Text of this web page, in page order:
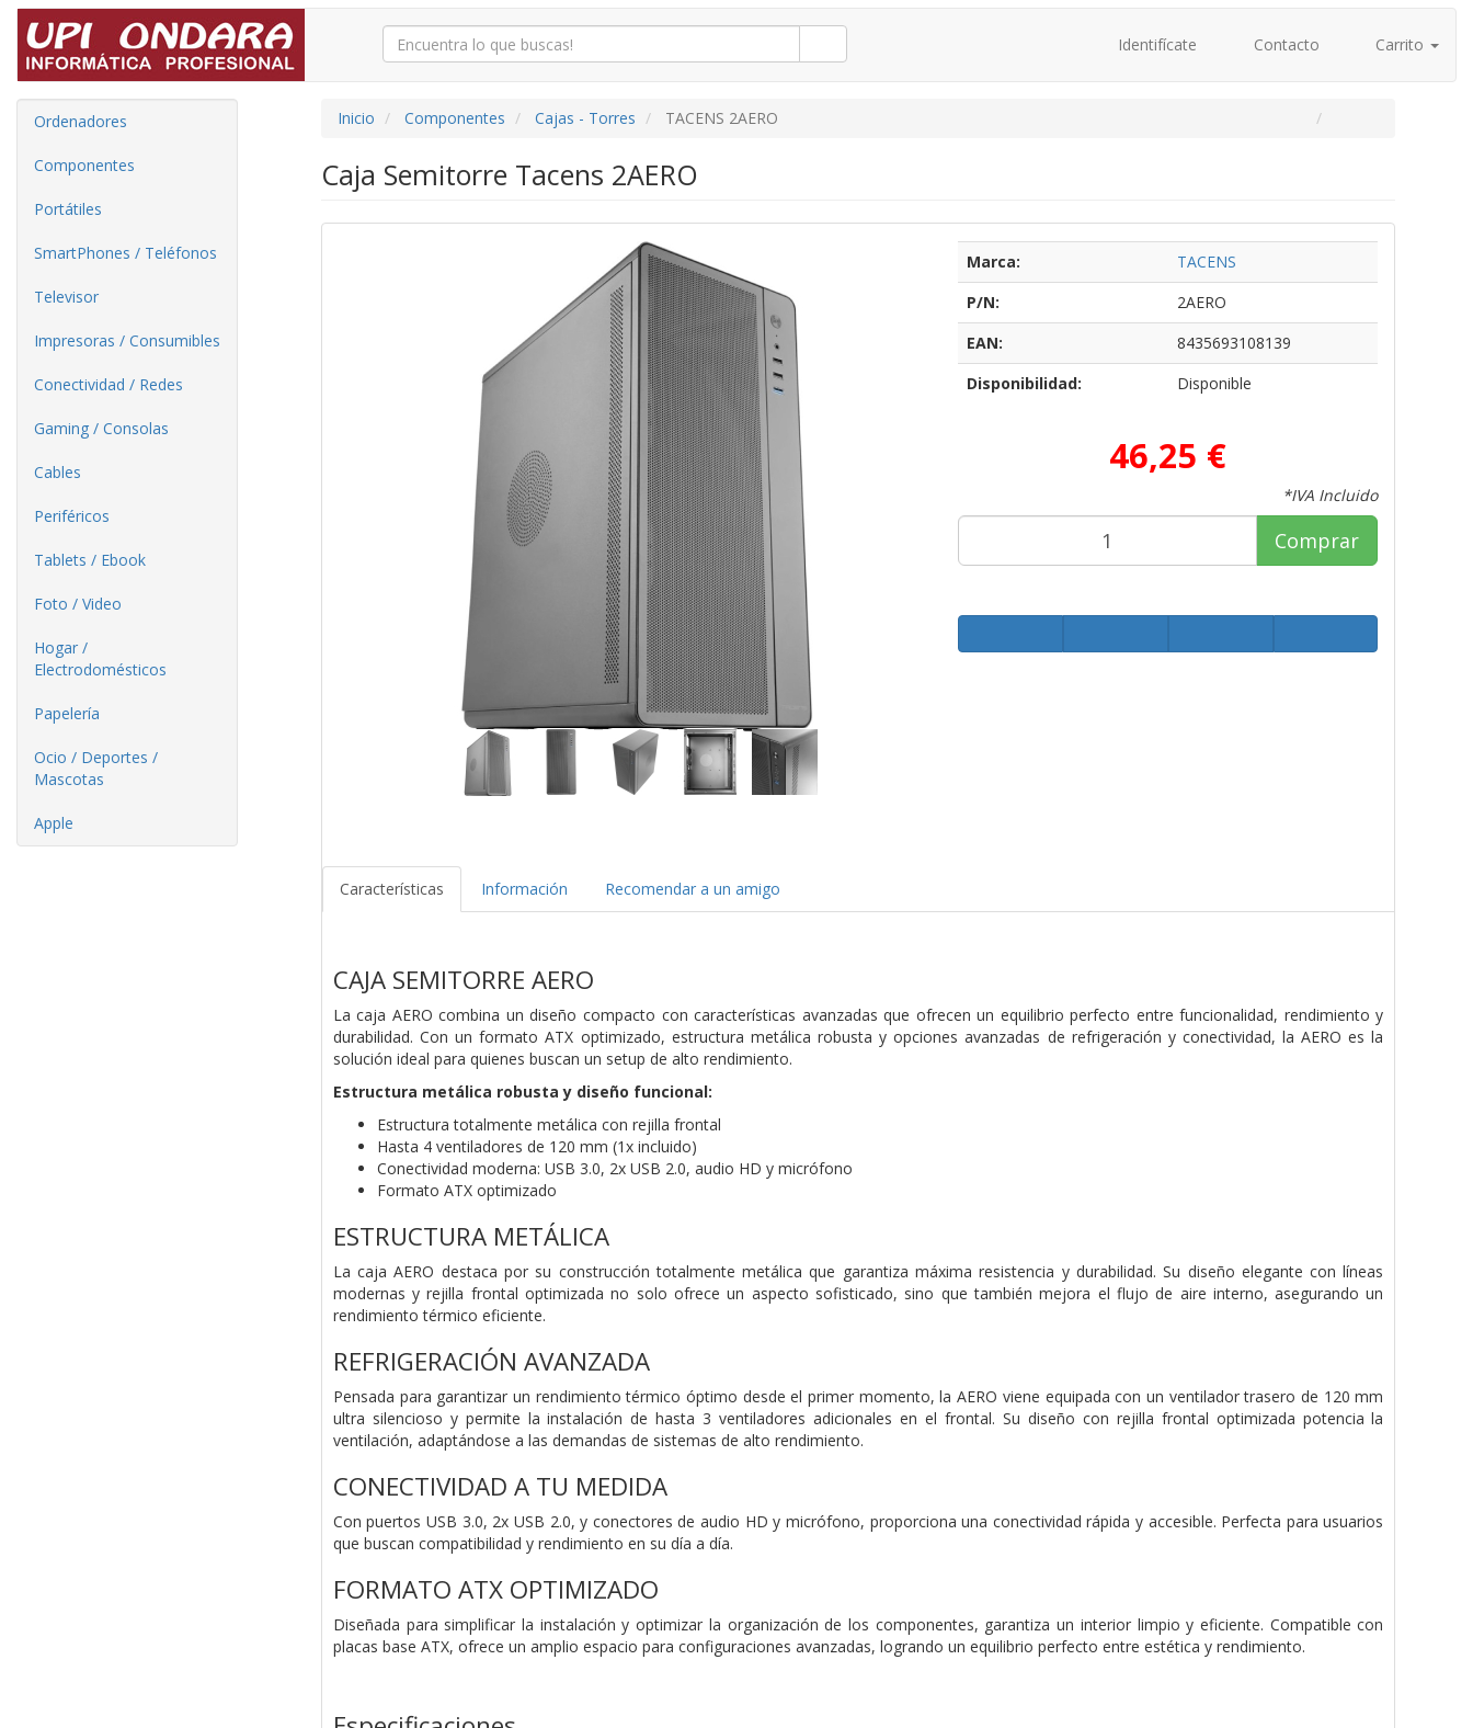
Identifícate Contacto Carrito
Ordenadores
Componentes
Portátiles
SmartPhones / Teléfonos
Televisor
Impresoras / Consumibles
Conectividad / Redes
Gaming / Consolas
Cables
Periféricos
Tablets / Ebook
Foto / Video
Hogar /
Electrodomésticos
Papelería
Ocio / Deportes /
Mascotas
Apple
Inicio Componentes Cajas - Torres TACENS 2AERO
Caja Semitorre Tacens 2AERO
Marca:
TACENS
P/N:
2AERO
EAN:
8435693108139
Disponibilidad:
Disponible
46,25 €
*IVA Incluido
Comprar
Características Información Recomendar a un amigo
CAJA SEMITORRE AERO
La caja AERO combina un diseño compacto con características avanzadas que ofrecen un equilibrio perfecto entre funcionalidad, rendimiento y
durabilidad. Con un formato ATX optimizado, estructura metálica robusta y opciones avanzadas de refrigeración y conectividad, la AERO es la
solución ideal para quienes buscan un setup de alto rendimiento.
Estructura metálica robusta y diseño funcional:
Estructura totalmente metálica con rejilla frontal
Hasta 4 ventiladores de 120 mm (1x incluido)
Conectividad moderna: USB 3.0, 2x USB 2.0, audio HD y micrófono
Formato ATX optimizado
ESTRUCTURA METÁLICA
La caja AERO destaca por su construcción totalmente metálica que garantiza máxima resistencia y durabilidad. Su diseño elegante con líneas
modernas y rejilla frontal optimizada no solo ofrece un aspecto sofisticado, sino que también mejora el flujo de aire interno, asegurando un
rendimiento térmico eficiente.
REFRIGERACIÓN AVANZADA
Pensada para garantizar un rendimiento térmico óptimo desde el primer momento, la AERO viene equipada con un ventilador trasero de 120 mm
ultra silencioso y permite la instalación de hasta 3 ventiladores adicionales en el frontal. Su diseño con rejilla frontal optimizada potencia la
ventilación, adaptándose a las demandas de sistemas de alto rendimiento.
CONECTIVIDAD A TU MEDIDA
Con puertos USB 3.0, 2x USB 2.0, y conectores de audio HD y micrófono, proporciona una conectividad rápida y accesible. Perfecta para usuarios
que buscan compatibilidad y rendimiento en su día a día.
FORMATO ATX OPTIMIZADO
Diseñada para simplificar la instalación y optimizar la organización de los componentes, garantiza un interior limpio y eficiente. Compatible con
placas base ATX, ofrece un amplio espacio para configuraciones avanzadas, logrando un equilibrio perfecto entre estética y rendimiento.